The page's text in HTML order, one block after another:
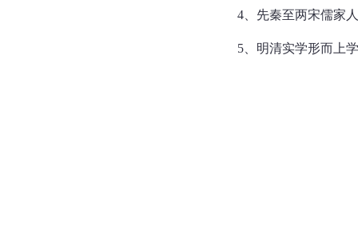
4、先秦至两宋儒家人
5、明清实学形而上学